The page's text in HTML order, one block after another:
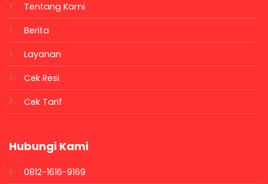
Tentang Kami
Berita
Layanan
Cek Resi
Cek Tarif
Hubungi Kami
0812-1616-9169